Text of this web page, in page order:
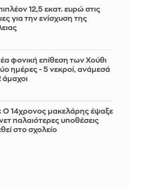
12,5 εκατ. ευρώ στις
για την ενίσχυση της
φονική επίθεση των Χούθι
ημέρες - 5 νεκροί, ανάμεσά
άμαχοι
Ο 14χρονος μακελάρης έψαξε
παλαιότερες υποθέσεις
στο σχολείο